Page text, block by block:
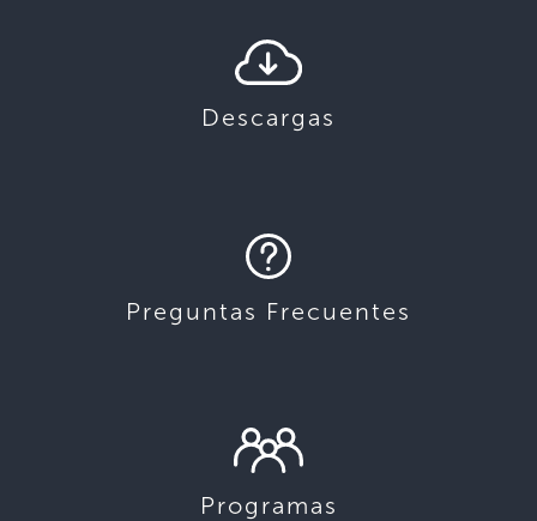
Descargas
Preguntas Frecuentes
Programas